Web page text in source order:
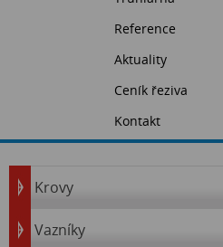
Reference
Aktuality
Ceník řeziva
Kontakt
Krovy
Vazníky